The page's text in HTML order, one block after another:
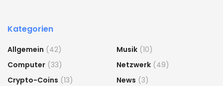
Kategorien
Allgemein (42)
Computer (33)
Crypto-Coins (13)
Musik (10)
Netzwerk (49)
News (3)